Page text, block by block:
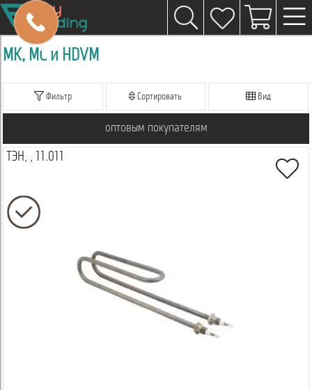
МК, МС и HDVM
Фильтр Сортировать Вид
оптовым покупателям
ТЭН, , 11.011